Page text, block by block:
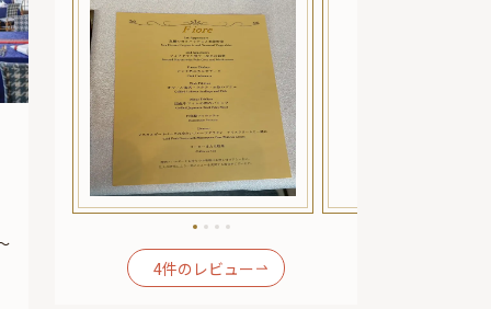
アノの生演奏も心地よかったで
す。スタッフの方の心遣いで必要
以外は干渉されず、両家の会話に
花が咲きました。 大変満足です。
ありがとうございました。
4件のレビュー